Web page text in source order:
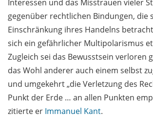
Interessen und das Misstrauen vieler
gegenüber rechtlichen Bindungen, die
Einschränkung ihres Handelns
sich ein gefährlicher Multipolarismus
Zugleich sei das Bewusstsein verloren
das Wohl anderer auch einem selbst
und umgekehrt „die Verletzung des
Punkt der Erde … an allen Punkten
zitierte er Immanuel Kant.